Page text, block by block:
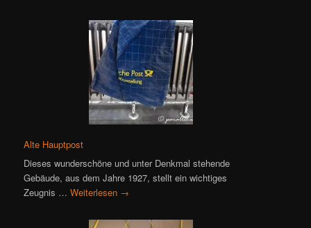
Alte Hauptpost
Dieses wunderschöne und unter Denkmal stehende
Gebäude, aus dem Jahre 1927, stellt ein wichtiges
Zeugnis …Weiterlesen →